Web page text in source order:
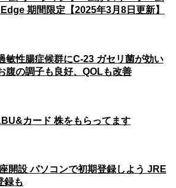
期間限定【2025年3月8日更新】
敏性腸症候群にC-23 ガセリ菌が効い
腹の調子も良好、QOLも改善
カード 株をもらってます
開設 パソコンで初期登録しよう JRE
録も